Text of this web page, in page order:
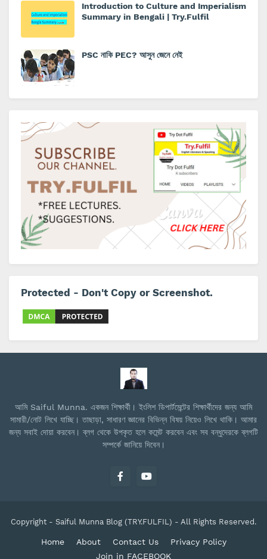
Introduction to Culture and Imperialism
Summary in Bengali | Try.Fulfil
PSC নাকি PEC? আসুন জেনে নেই
Protected - Don't Copy or Screenshot.
আমি Saiful Munna. একজন শিক্ষার্থী। ইংলিশ ডিপার্টমেন্টের শিক্ষার্থীদের জন্য আমি
সামারী/নোট লিখে যাচ্ছি। তাছাড়া, সাধারণ জ্ঞানের বিভিন্ন বিষয় নিয়েও লিখে থাকি। আমার
জন্য সবাই দোয়া করবেন। ব্লগ থেকে উপকৃত হলে কমেন্ট করবেন এবং সব বন্ধুদেরকে ব্লগটি
সম্পর্কে জানিয়ে দিবেন।
Copyright - Saiful Munna Blog (TRY.FULFIL) - All Rights Reserved.
Home About Contact Us
Privacy Policy
Join in FACEBOOK